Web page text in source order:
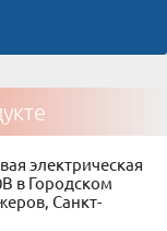
электрическая
в Городском
Санкт-